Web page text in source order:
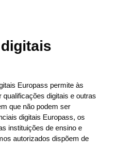
Europass permite às
digitais e outras
que não podem ser
digitais Europass, os
instituições de ensino e
autorizados dispõem de